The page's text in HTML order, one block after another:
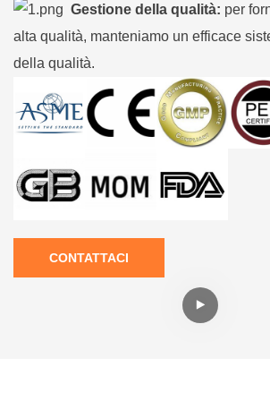
Gestione della qualità: per
alta qualità, manteniamo un efficace
della qualità.
CONTATTACI